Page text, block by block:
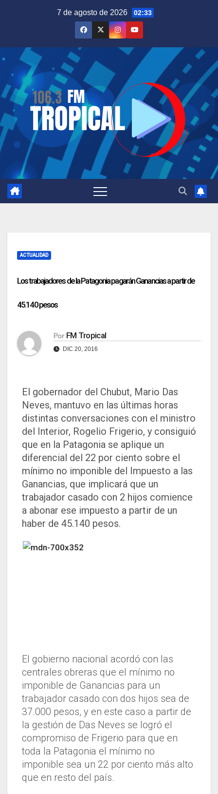
7 de agosto de 2026 02:33
ACTUALIDAD
Los trabajadores de la Patagonia pagarán Ganancias a partir de
45.140 pesos
Por FM Tropical
DIC 20, 2016
El gobernador del Chubut, Mario Das
Neves, mantuvo en las últimas horas
distintas conversaciones con el ministro
del Interior, Rogelio Frigerio, y consiguió
que en la Patagonia se aplique un
diferencial del 22 por ciento sobre el
mínimo no imponible del Impuesto a las
Ganancias, que implicará que un
trabajador casado con 2 hijos comience
a abonar ese impuesto a partir de un
haber de 45.140 pesos.
El gobierno nacional acordó con las
centrales obreras que el mínimo no
imponible de Ganancias para un
trabajador casado con dos hijos sea de
37.000 pesos, y en este caso a partir de
la gestión de Das Neves se logró el
compromiso de Frigerio para que en
toda la Patagonia el mínimo no
imponible sea un 22 por ciento más alto
que en resto del país.